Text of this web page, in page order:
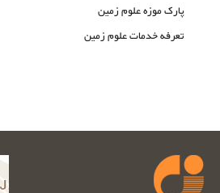
پارک موزه علوم زمین
تعرفه خدمات علوم زمین